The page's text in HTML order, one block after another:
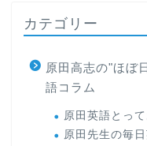
カテゴリー
原田高志の"ほぼ
語コラム
原田英語とっ
原田先生の毎日